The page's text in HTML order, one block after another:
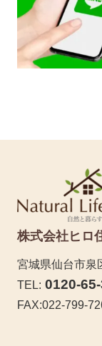
株式会社ヒロ
宮城県仙台市泉
TEL: 0120-
FAX:022-799-